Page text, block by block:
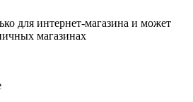
для интернет-магазина и может
магазинах